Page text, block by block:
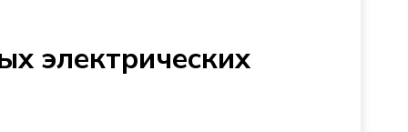
электрических